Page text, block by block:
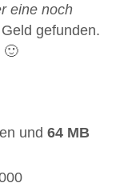
eine noch
gefunden.
🙂
und 64 MB